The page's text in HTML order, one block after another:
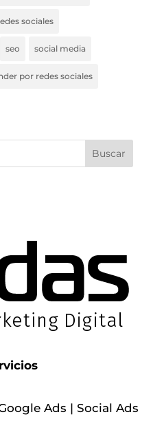
sociales
seo social media
por redes sociales
Ads | Social Ads